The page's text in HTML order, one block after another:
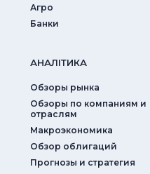
Агро
Банки
АНАЛIТИКА
Обзоры рынка
Обзоры по компаниям и
отраслям
Макроэкономика
Обзор облигаций
Прогнозы и стратегия